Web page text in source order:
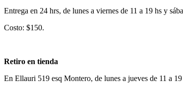
Entrega en 24 hrs, de lunes a viernes de 11 a 19 hs y
Costo: $150.
Retiro en tienda
En Ellauri 519 esq Montero, de lunes a jueves de 11 a